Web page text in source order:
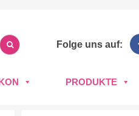
Folge uns auf:
PRODUKTE